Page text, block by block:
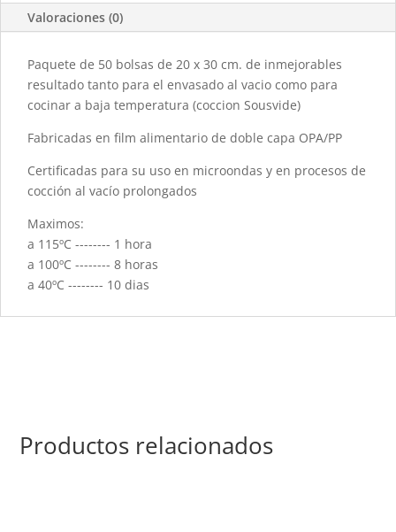
Valoraciones (0)
Paquete de 50 bolsas de 20 x 30 cm. de inmejorables
resultado tanto para el envasado al vacio como para
cocinar a baja temperatura (coccion Sousvide)
Fabricadas en film alimentario de doble capa OPA/PP
Certificadas para su uso en microondas y en procesos de
cocción al vacío prolongados
Maximos:
a 115ºC -------- 1 hora
a 100ºC -------- 8 horas
a 40ºC -------- 10 dias
Productos relacionados